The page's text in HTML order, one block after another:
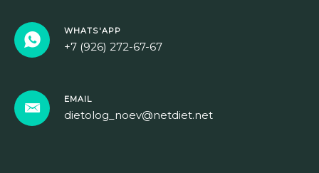
WHATS'APP
+7 (926) 272-67-67
EMAIL
dietolog_noev@netdiet.net